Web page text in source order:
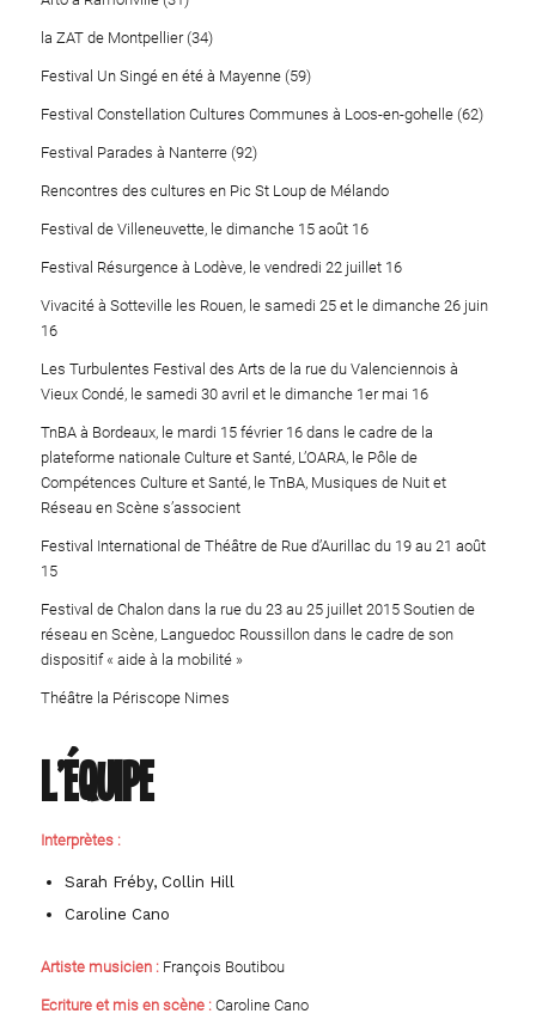
la ZAT de Montpellier (34)
Festival Un Singé en été à Mayenne (59)
Festival Constellation Cultures Communes à Loos-en-gohelle (62)
Festival Parades à Nanterre (92)
Rencontres des cultures en Pic St Loup de Mélando
Festival de Villeneuvette, le dimanche 15 août 16
Festival Résurgence à Lodève, le vendredi 22 juillet 16
Vivacité à Sotteville les Rouen, le samedi 25 et le dimanche 26 juin
16
Les Turbulentes Festival des Arts de la rue du Valenciennois à
Vieux Condé, le samedi 30 avril et le dimanche 1er mai 16
TnBA à Bordeaux, le mardi 15 février 16 dans le cadre de la
plateforme nationale Culture et Santé, L’OARA, le Pôle de
Compétences Culture et Santé, le TnBA, Musiques de Nuit et
Réseau en Scène s’associent
Festival International de Théâtre de Rue d’Aurillac du 19 au 21 août
15
Festival de Chalon dans la rue du 23 au 25 juillet 2015 Soutien de
réseau en Scène, Languedoc Roussillon dans le cadre de son
dispositif « aide à la mobilité »
Théâtre la Périscope Nimes
L’équipe
Interprètes :
Sarah Fréby, Collin Hill
Caroline Cano
Artiste musicien :François Boutibou
Ecriture et mis en scène :Caroline Cano